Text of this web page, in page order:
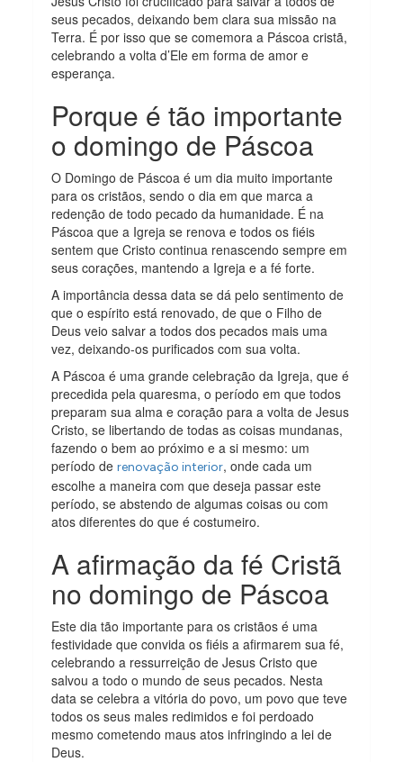
seus pecados, deixando bem clara sua missão na
Terra. É por isso que se comemora a Páscoa cristã,
celebrando a volta d’Ele em forma de amor e
esperança.
Porque é tão importante
o domingo de Páscoa
O Domingo de Páscoa é um dia muito importante
para os cristãos, sendo o dia em que marca a
redenção de todo pecado da humanidade. É na
Páscoa que a Igreja se renova e todos os fiéis
sentem que Cristo continua renascendo sempre em
seus corações, mantendo a Igreja e a fé forte.
A importância dessa data se dá pelo sentimento de
que o espírito está renovado, de que o Filho de
Deus veio salvar a todos dos pecados mais uma
vez, deixando-os purificados com sua volta.
A Páscoa é uma grande celebração da Igreja, que é
precedida pela quaresma, o período em que todos
preparam sua alma e coração para a volta de Jesus
Cristo, se libertando de todas as coisas mundanas,
fazendo o bem ao próximo e a si mesmo: um
período derenovação interior, onde cada um
escolhe a maneira com que deseja passar este
período, se abstendo de algumas coisas ou com
atos diferentes do que é costumeiro.
A afirmação da fé Cristã
no domingo de Páscoa
Este dia tão importante para os cristãos é uma
festividade que convida os fiéis a afirmarem sua fé,
celebrando a ressurreição de Jesus Cristo que
salvou a todo o mundo de seus pecados. Nesta
data se celebra a vitória do povo, um povo que teve
todos os seus males redimidos e foi perdoado
mesmo cometendo maus atos infringindo a lei de
Deus.